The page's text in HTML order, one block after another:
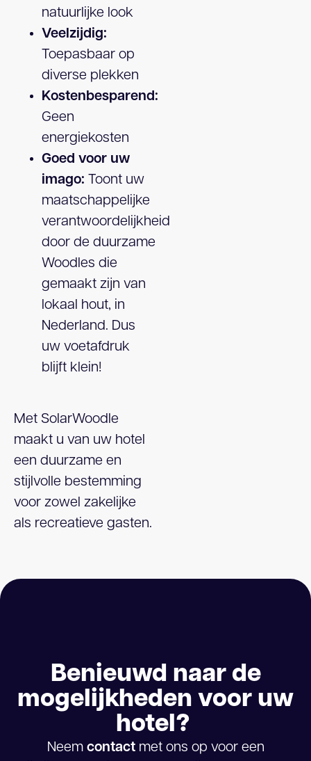
natuurlijke look
Veelzijdig:
Toepasbaar op
diverse plekken
Kostenbesparend:
Geen
energiekosten
Goed voor uw
imago: Toont uw
maatschappelijke
verantwoordelijkheid
door de duurzame
Woodles die
gemaakt zijn van
lokaal hout, in
Nederland. Dus
uw voetafdruk
blijft klein!
Met SolarWoodle
maakt u van uw hotel
een duurzame en
stijlvolle bestemming
voor zowel zakelijke
als recreatieve gasten.
Benieuwd naar de
mogelijkheden voor uw
hotel?
Neem contactmet ons op voor een